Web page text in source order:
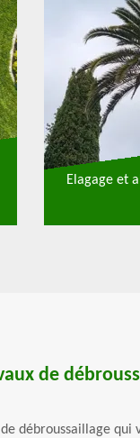
Elagage et
de
débroussaillage qui